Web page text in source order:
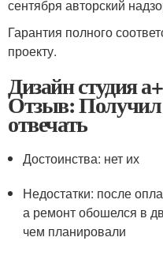
сентября авторский
Гарантия полного
проекту.
Дизайн студия
Отзыв: Получил
отвечать
Достоинства: нет их
Недостатки: после
а ремонт обошелся в
чем планировали